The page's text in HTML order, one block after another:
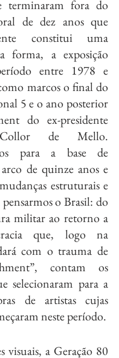
terminaram fora do
de dez anos que
constitui uma
forma, a exposição
entre 1978 e
marcos o final do
5 e o ano posterior
do ex-presidente
Collor de Mello.
para a base de
arco de quinze anos e
estruturais e
o Brasil: do
militar ao retorno a
que, logo na
com o trauma de
contam os
selecionaram para a
de artistas cujas
neste período.